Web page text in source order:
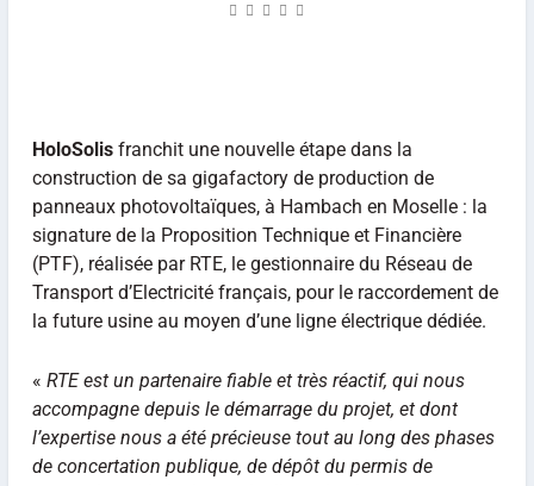
HoloSolisfranchit une nouvelle étape dans la
construction de sa gigafactory de production de
panneaux photovoltaïques, à Hambach en Moselle : la
signature de la Proposition Technique et Financière
(PTF), réalisée par RTE, le gestionnaire du Réseau de
Transport d’Electricité français, pour le raccordement de
la future usine au moyen d’une ligne électrique dédiée.
« RTE est un partenaire fiable et très réactif, qui nous
accompagne depuis le démarrage du projet, et dont
l’expertise nous a été précieuse tout au long des phases
de concertation publique, de dépôt du permis de